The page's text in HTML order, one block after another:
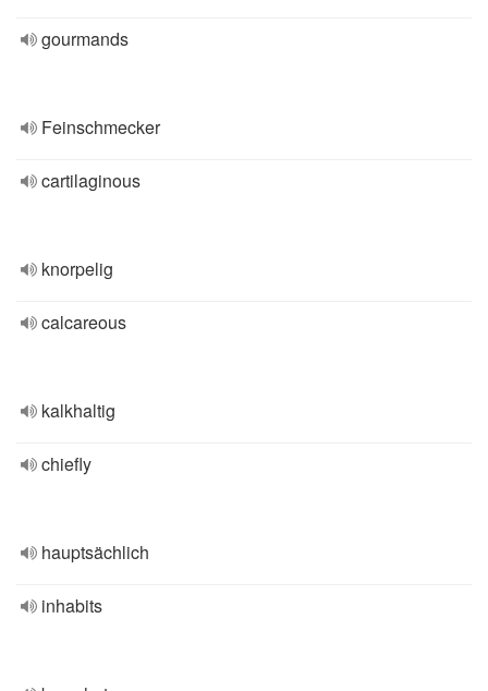
gourmands
Feinschmecker
cartilaginous
knorpelig
calcareous
kalkhaltig
chiefly
hauptsächlich
inhabits